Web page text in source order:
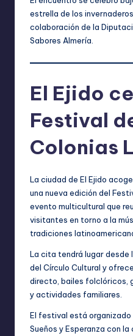
estrella de los
colaboración de la
Sabores Almería.
El Ejido
Festival
Colonias
La ciudad de El Ejido
una nueva edición del
evento multicultural que
visitantes en torno a la
tradiciones
La cita tendrá lugar desde
del Círculo Cultural y
directo, bailes folclóricos,
y actividades familiares.
El festival está
Sueños y Esperanza con